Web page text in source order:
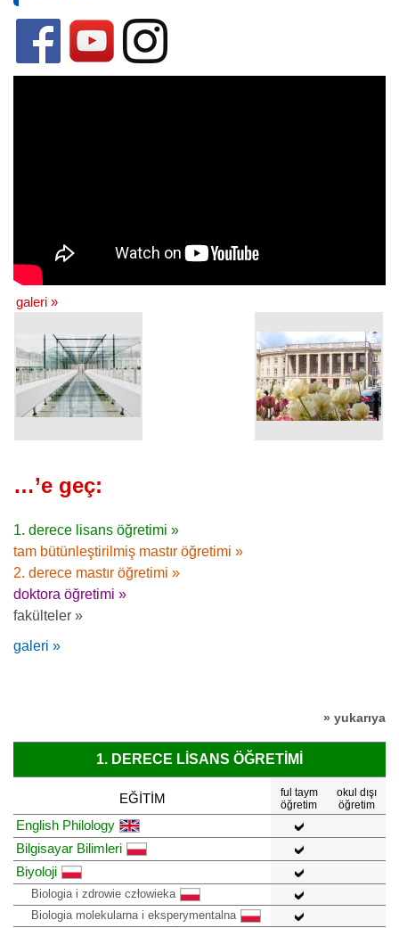
galeri »
…’e geç:
1. derece lisans öğretimi »
tam bütünleştirilmiş mastır öğretimi »
2. derece mastır öğretimi »
doktora öğretimi »
fakülteler »
galeri »
» yukarıya
1. DERECE LISANS ÖĞRETIMI
EĞITIM
ful taym
öğretim
okul dışı
öğretim
English Philology
Bilgisayar Bilimleri
Biyoloji
Biologia i zdrowie człowieka
Biologia molekularna i eksperymentalna